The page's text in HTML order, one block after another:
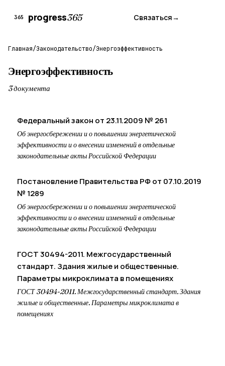
365 progress365 Связаться→
Главная/Законодательство/Энергоэффективность
Энергоэффективность
3 документа
Федеральный закон от 23.11.2009 № 261
Об энергосбережении и о повышении энергетической
эффективности и о внесении изменений в отдельные
законодательные акты Российской Федерации
Постановление Правительства РФ от 07.10.2019
№ 1289
Об энергосбережении и о повышении энергетической
эффективности и о внесении изменений в отдельные
законодательные акты Российской Федерации
ГОСТ 30494-2011. Межгосударственный
стандарт. Здания жилые и общественные.
Параметры микроклимата в помещениях
ГОСТ 30494-2011. Межгосударственный стандарт. Здания
жилые и общественные. Параметры микроклимата в
помещениях